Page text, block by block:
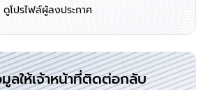
ดูโปรไฟล์ผู้ลงประกาศ
ลให้เจ้าหน้าที่ติดต่อกลับ